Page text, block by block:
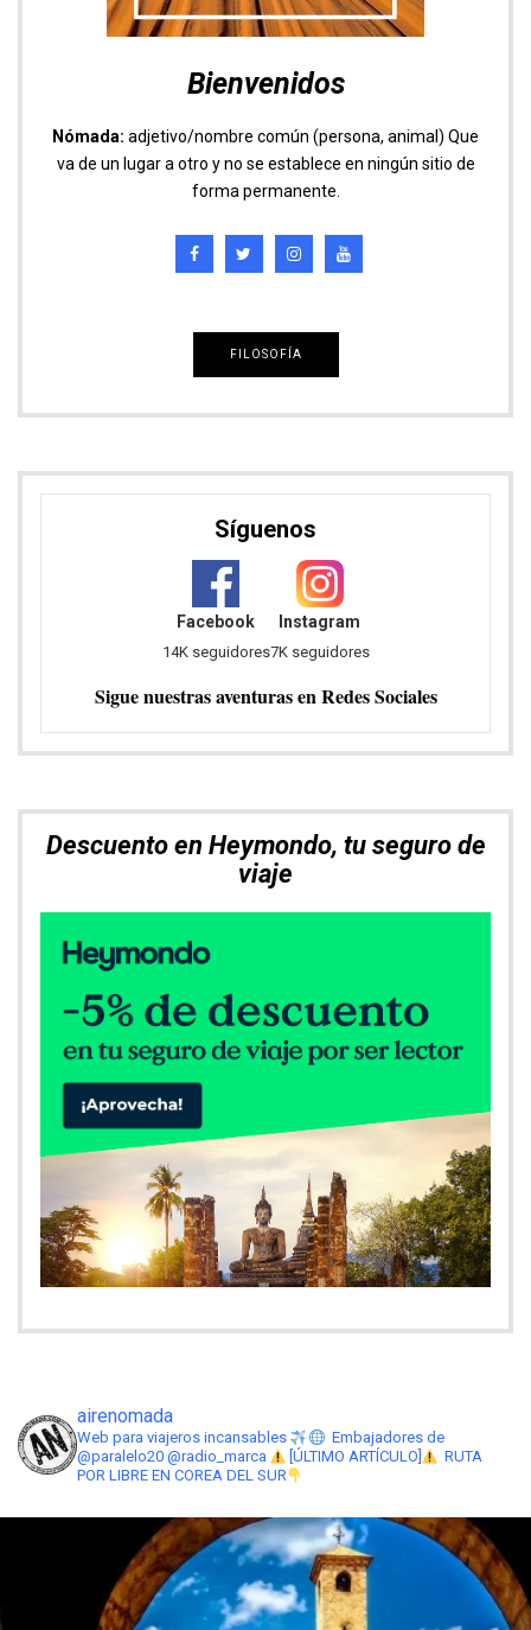
Bienvenidos
Nómada: adjetivo/nombre común (persona, animal) Que
va de un lugar a otro y no se establece en ningún sitio de
forma permanente.
FILOSOFÍA
Síguenos
Facebook
14K seguidores
Instagram
7K seguidores
Sigue nuestras aventuras en Redes Sociales
Descuento en Heymondo, tu seguro de
viaje
airenomada
Web para viajeros incansables
Embajadores de
@paralelo20 @radio_marca
[ÚLTIMO ARTÍCULO]
RUTA
POR LIBRE EN COREA DEL SUR